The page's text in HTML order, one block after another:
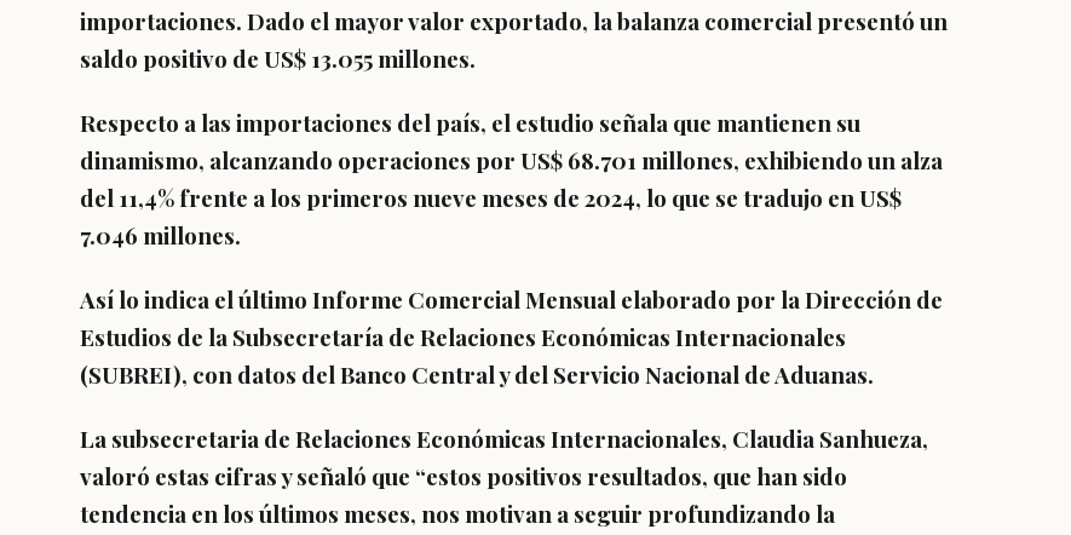
importaciones. Dado el mayor valor exportado, la balanza comercial presentó un
saldo positivo de US$ 13.055 millones.
Respecto a las importaciones del país, el estudio señala que mantienen su
dinamismo, alcanzando operaciones por US$ 68.701 millones, exhibiendo un alza
del 11,4% frente a los primeros nueve meses de 2024, lo que se tradujo en US$
7.046 millones.
Así lo indica el último Informe Comercial Mensual elaborado por la Dirección de
Estudios de la Subsecretaría de Relaciones Económicas Internacionales
(SUBREI), con datos del Banco Central y del Servicio Nacional de Aduanas.
La subsecretaria de Relaciones Económicas Internacionales, Claudia Sanhueza,
valoró estas cifras y señaló que “estos positivos resultados, que han sido
tendencia en los últimos meses, nos motivan a seguir profundizando la